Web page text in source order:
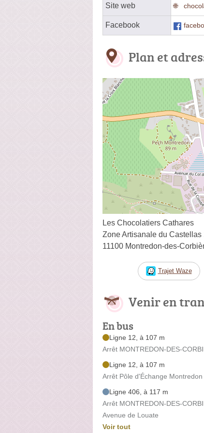
Site web
Facebook
Plan et
Les Chocolatiers Cathares
Zone Artisanale du
11100 Montredon-des-
Trajet Waze
Venir en
En bus
Ligne 12, à 107 m
Arrêt MONTREDON-DES-
Ligne 12, à 107 m
Arrêt Pôle d'Échange
Ligne 406, à 117 m
Arrêt MONTREDON-DES-
Avenue de Louate
Voir tout